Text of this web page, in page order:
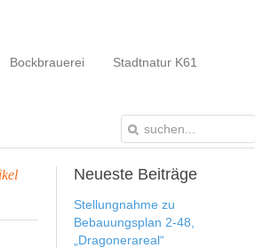
Bockbrauerei Stadtnatur K61
Neueste Beiträge
Stellungnahme zu
Bebauungsplan 2-48,
„Dragonerareal“